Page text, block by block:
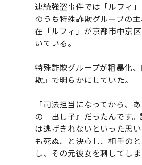
連続強盗事件では「ルフィ
のうち特殊詐欺グループの
在「ルフィ」が京都市中京
いている。
特殊詐欺グループが粗暴化
欺』で明らかにしていた。
「司法担当になってから、
の『出し子』だったんです
は逃げきれないといった思
も死ぬ、と決心し、相手の
し、その元彼女を刺してし